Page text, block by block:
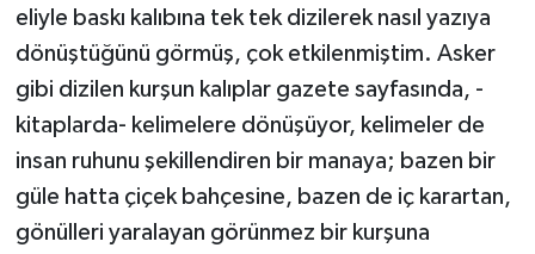
eliyle baskı kalıbına tek tek dizilerek nasıl yazıya
dönüştüğünü görmüş, çok etkilenmiştim. Asker
gibi dizilen kurşun kalıplar gazete sayfasında, -
kitaplarda- kelimelere dönüşüyor, kelimeler de
insan ruhunu şekillendiren bir manaya; bazen bir
güle hatta çiçek bahçesine, bazen de iç karartan,
gönülleri yaralayan görünmez bir kurşuna